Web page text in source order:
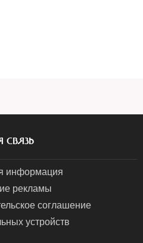
СВЯЗЬ
информация
рекламы
соглашение
устройств